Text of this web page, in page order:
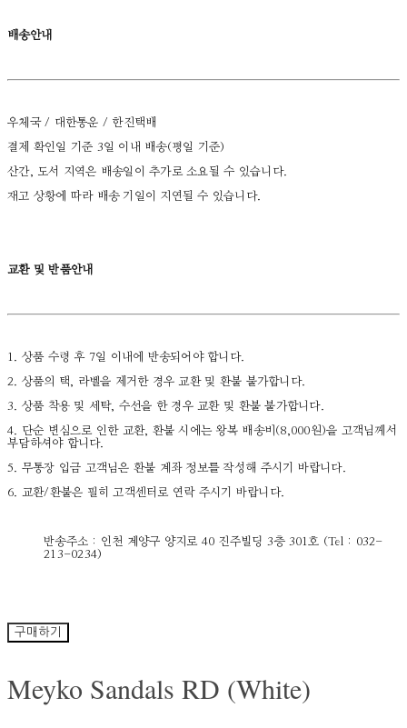
배송안내
우체국 / 대한통운 / 한진택배
결제 확인일 기준 3일 이내 배송(평일 기준)
산간, 도서 지역은 배송일이 추가로 소요될 수 있습니다.
재고 상황에 따라 배송 기일이 지연될 수 있습니다.
교환 및 반품안내
1. 상품 수령 후 7일 이내에 반송되어야 합니다.
2. 상품의 택, 라벨을 제거한 경우 교환 및 환불 불가합니다.
3. 상품 착용 및 세탁, 수선을 한 경우 교환 및 환불 불가합니다.
4. 단순 변심으로 인한 교환, 환불 시에는 왕복 배송비(8,000원)을 고객님께서
부담하셔야 합니다.
5. 무통장 입금 고객님은 환불 계좌 정보를 작성해 주시기 바랍니다.
6. 교환/환불은 필히 고객센터로 연락 주시기 바랍니다.
반송주소 : 인천 계양구 양지로 40 진주빌딩 3층 301호 (Tel : 032-
213-0234)
구매하기
Meyko Sandals RD (White)